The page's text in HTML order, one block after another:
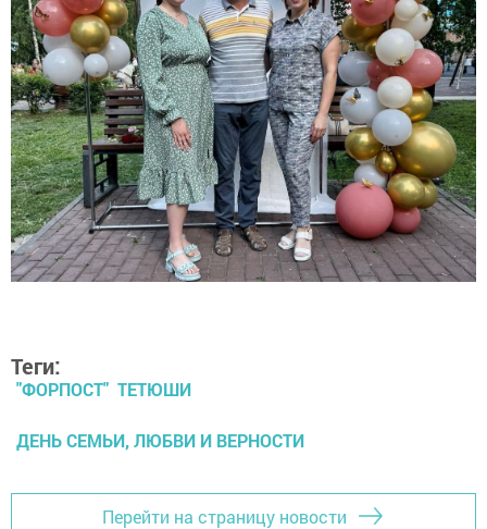
Теги:
"ФОРПОСТ" ТЕТЮШИ
ДЕНЬ СЕМЬИ, ЛЮБВИ И ВЕРНОСТИ
Перейти на страницу новости